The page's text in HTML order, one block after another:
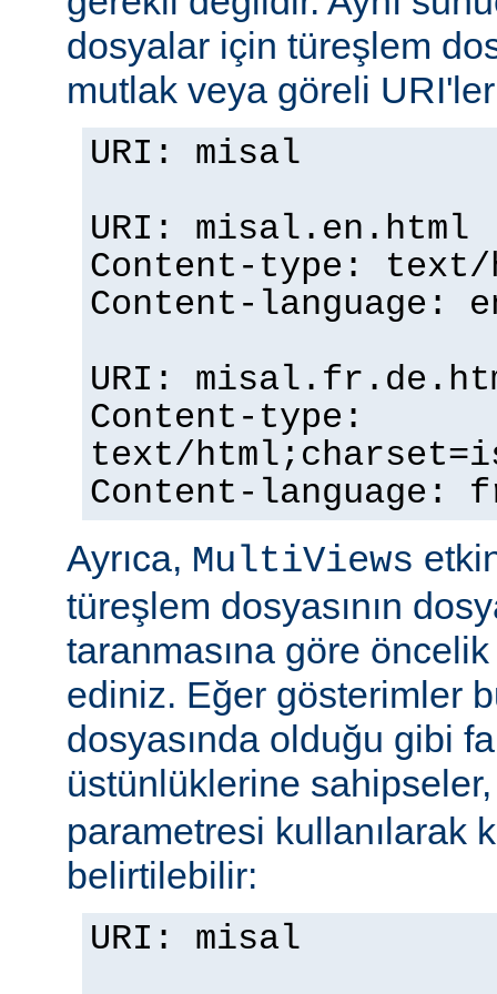
dosyalar için türeşlem
mutlak veya göreli
URI: misal
URI: misal.en.html
Content-type: text/
Content-language:
URI:
Content-type:
text/
Content-language:
Ayrıca, MultiViews
türeşlem dosyasının
taranmasına göre
ediniz. Eğer gösterimler
dosyasında olduğu gibi
üstünlüklerine
parametresi kullanılarak
belirtilebilir:
URI: misal